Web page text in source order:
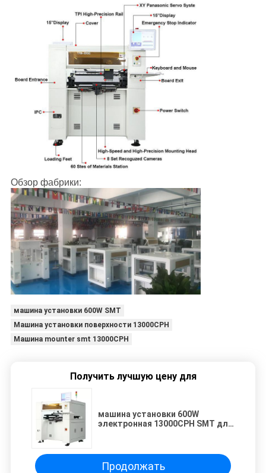
Обзор фабрики:
машина установки 600W SMT
Машина установки поверхности 13000CPH
Машина mounter smt 13000CPH
Получить лучшую цену для
машина установки 600W
электронная 13000CPH SMT для
Продолжать